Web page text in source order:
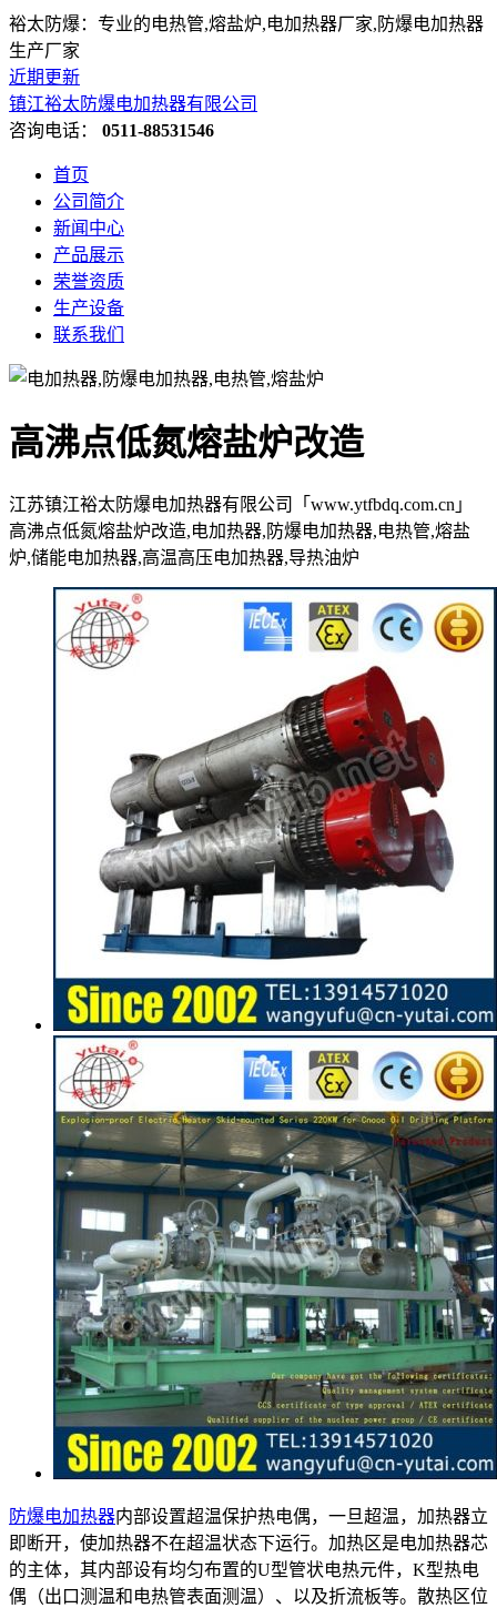
裕太防爆：专业的电热管,熔盐炉,电加热器厂家,防爆电加热器
生产厂家
近期更新
镇江裕太防爆电加热器有限公司
咨询电话： 0511-88531546
首页
公司简介
新闻中心
产品展示
荣誉资质
生产设备
联系我们
高沸点低氮熔盐炉改造
江苏镇江裕太防爆电加热器有限公司「www.ytfbdq.com.cn」
高沸点低氮熔盐炉改造,电加热器,防爆电加热器,电热管,熔盐
炉,储能电加热器,高温高压电加热器,导热油炉
防爆电加热器内部设置超温保护热电偶，一旦超温，加热器立
即断开，使加热器不在超温状态下运行。加热区是电加热器芯
的主体，其内部设有均匀布置的U型管状电热元件，K型热电
偶（出口测温和电热管表面测温）、以及折流板等。散热区位